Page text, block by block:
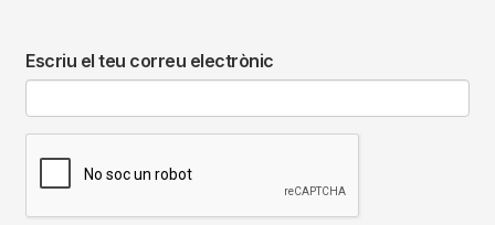
Escriu el teu correu electrònic